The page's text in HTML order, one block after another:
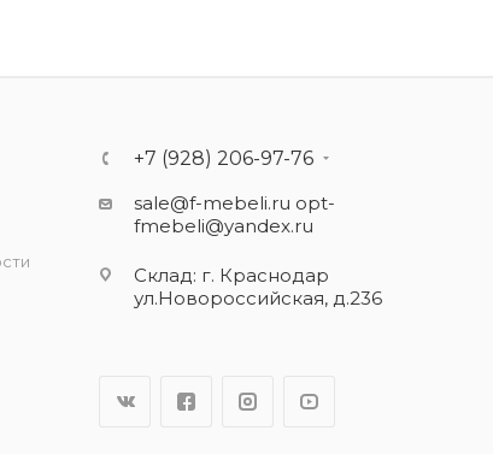
+7 (928) 206-97-76
sale@f-mebeli.ru opt-
fmebeli@yandex.ru
Склад: г. Краснодар
ул.Новороссийская, д.236